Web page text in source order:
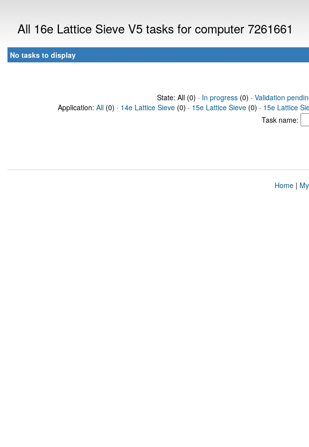
All 16e Lattice Sieve V5 tasks for computer 7261661
No tasks to display
State: All (0) · In progress(0) · Validation
Application: All (0) · 14e Lattice Sieve (0) · 15e Lattice Sieve (0) · 15e Lattice
Task name:
Home|